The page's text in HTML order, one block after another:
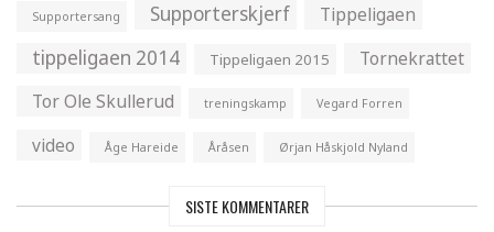
Supportersang Supporterskjerf Tippeligaen
tippeligaen 2014 Tippeligaen 2015
Tornekrattet
Tor Ole Skullerud
treningskamp Vegard Forren
video Åge Hareide Åråsen Ørjan Håskjold Nyland
SISTE KOMMENTARER